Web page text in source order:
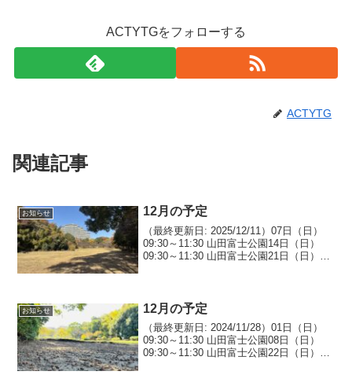
ACTYTGをフォローする
ACTYTG
関連記事
お知らせ 12月の予定
（最終更新日: 2025/12/11）07日（日）
09:30～11:30 山田富士公園14日（日）
09:30～11:30 山田富士公園21日（日）
お知らせ 12月の予定
（最終更新日: 2024/11/28）01日（日）
09:30～11:30 山田富士公園08日（日）
09:30～11:30 山田富士公園22日（日）